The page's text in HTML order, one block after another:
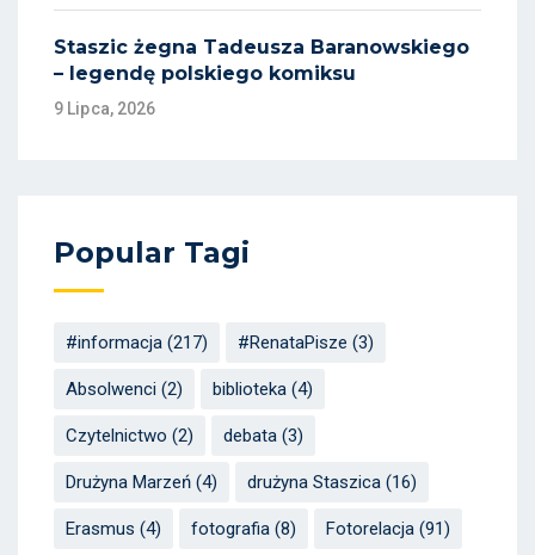
Staszic żegna Tadeusza Baranowskiego
– legendę polskiego komiksu
9 Lipca, 2026
Popular Tagi
#informacja (217) #RenataPisze (3)
Absolwenci (2) biblioteka (4)
Czytelnictwo (2) debata (3)
Drużyna Marzeń (4) drużyna Staszica (16)
Erasmus (4) fotografia (8) Fotorelacja (91)